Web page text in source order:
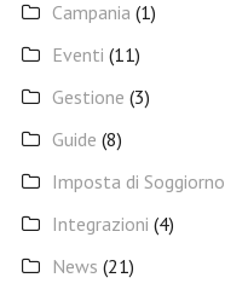
Campania (1)
Eventi (11)
Gestione (3)
Guide (8)
Imposta di Soggiorno
Integrazioni (4)
News (21)